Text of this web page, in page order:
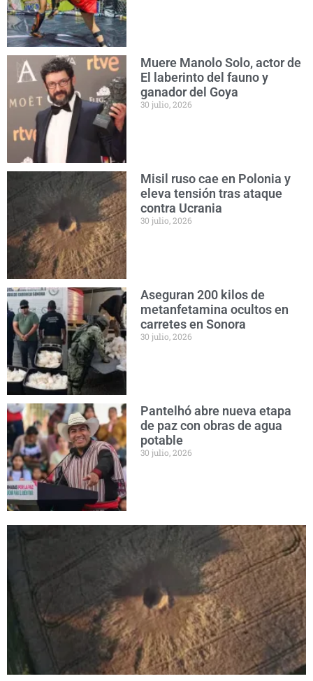
Muere Manolo Solo, actor de
El laberinto del fauno y
ganador del Goya
30 julio, 2026
Misil ruso cae en Polonia y
eleva tensión tras ataque
contra Ucrania
30 julio, 2026
Aseguran 200 kilos de
metanfetamina ocultos en
carretes en Sonora
30 julio, 2026
Pantelhó abre nueva etapa
de paz con obras de agua
potable
30 julio, 2026